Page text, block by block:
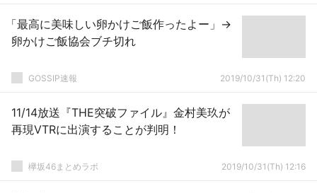
「最高に美味しい卵かけご飯作ったよー」→
卵かけご飯協会ブチ切れ
GOSSIP速報 2019/10/31(Th) 12:20
11/14放送『THE突破ファイル』金村美玖が
再現VTRに出演することが判明！
欅坂46まとめラボ 2019/10/31(Th) 12:16